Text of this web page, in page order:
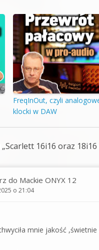
FreqInOut, czyli
klocki w DAW
Scarlett 16i16 oraz
do Mackie ONYX 12
o 21:04
mnie jakość